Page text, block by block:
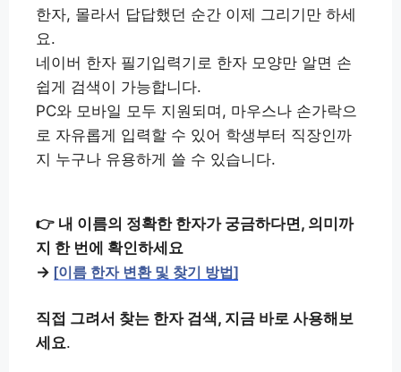
한자, 몰라서 답답했던 순간 이제 그리기만 하세
요.
네이버 한자 필기입력기로 한자 모양만 알면 손
쉽게 검색이 가능합니다.
PC와 모바일 모두 지원되며, 마우스나 손가락으
로 자유롭게 입력할 수 있어 학생부터 직장인까
지 누구나 유용하게 쓸 수 있습니다.
👉 내 이름의 정확한 한자가 궁금하다면, 의미까
지 한 번에 확인하세요
→ [이름 한자 변환 및 찾기 방법]
직접 그려서 찾는 한자 검색, 지금 바로 사용해보
세요.